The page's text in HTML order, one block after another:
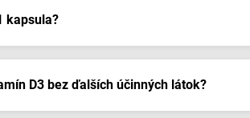
kapsula?
D3 bez ďalších účinných látok?